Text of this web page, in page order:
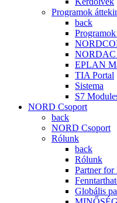
Programok
back
NORDAC
EPLAN
TIA Portal
Sistema
S7
NORD Csoport
back
NORD Csoport
Rólunk
back
Rólunk
Partner for
Globális